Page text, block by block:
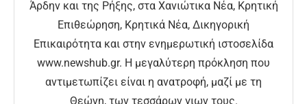
Άρδην και της Ρήξης, στα Χανιώτικα Νέα, Κρητική
Επιθεώρηση, Κρητικά Νέα, Δικηγορική
Επικαιρότητα και στην ενημερωτική ιστοσελίδα
www.newshub.gr. Η μεγαλύτερη πρόκληση που
αντιμετωπίζει είναι η ανατροφή, μαζί με τη
Θεώνη, των τεσσάρων γιων τους.